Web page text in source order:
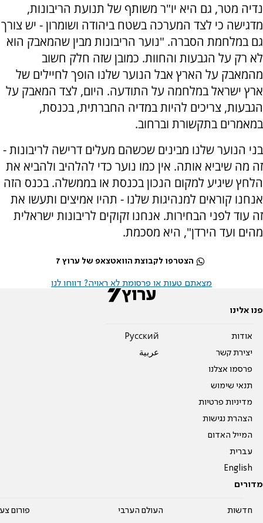
נדיה מטר, גם היא יו"ר משותף של תנועת הריבונות,
מדגישה כי לצד המערכה בשטח ביהודה ושומרון - יש צורך
גם במלחמת הסברה. "נוער הריבונות מבין שהמאבק הוא
לא רק על הגבעות והחוות. כמובן שזה חלק חשוב
מהמאבק על הארץ אבל הנוער שלנו הופך לחיילים של
ארץ ישראל במלחמה על התודעה. היום, לצד המאבק על
הגבעות, צריכים להיות במדיה החברתית, בכנסת,
במאמרים בתקשורת וברחוב.
בני הנוער שלנו מבינים שכשהם מעלים דרישה לריבונות -
זה מה שיביא אותה. אין כמו נוער כדי להלהיב ולהביא את
הלחץ שיגיע למקום הנכון בכנסת או בממשלה. בכנס הזה
אנחנו קוראים למנהיגות שלנו - תהיו אמיצים ותעשו את
זה עוד לפני הבחירות. אנחנו זקוקים לריבונות ישראלית
מהים ועד הירדן", היא מסכמת.
הצטרפו לקבוצת הוואטצאפ של ערוץ 7
מצאתם טעות או פרסומת לא ראויה? דווחו לנו
פנו אלינו
אודות
יצירת קשר
פרסמו אצלנו
תנאי שימוש
מדיניות פרטיות
הצהרת נגישות
המייל האדום
עברית
English
Pусский
عربية
מדורים
חדשות העולם הערבי פורום